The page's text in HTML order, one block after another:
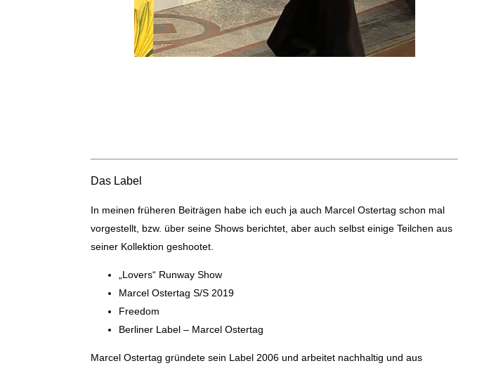
Das Label
In meinen früheren Beiträgen habe ich euch ja auch Marcel Ostertag schon mal
vorgestellt, bzw. über seine Shows berichtet, aber auch selbst einige Teilchen aus
seiner Kollektion geshootet.
„Lovers“ Runway Show
Marcel Ostertag S/S 2019
Freedom
Berliner Label – Marcel Ostertag
Marcel Ostertag gründete sein Label 2006 und arbeitet nachhaltig und aus